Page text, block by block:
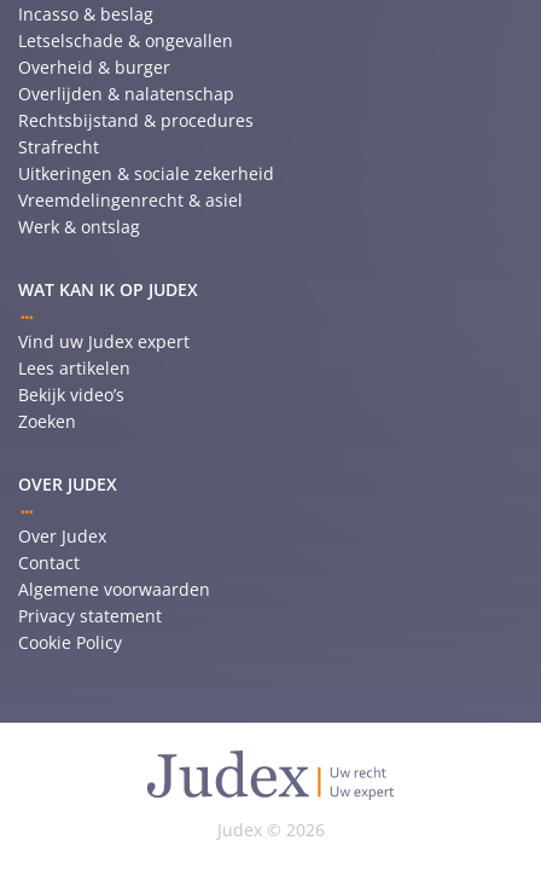
Incasso & beslag
Letselschade & ongevallen
Overheid & burger
Overlijden & nalatenschap
Rechtsbijstand & procedures
Strafrecht
Uitkeringen & sociale zekerheid
Vreemdelingenrecht & asiel
Werk & ontslag
WAT KAN IK OP JUDEX
Vind uw Judex expert
Lees artikelen
Bekijk video’s
Zoeken
OVER JUDEX
Over Judex
Contact
Algemene voorwaarden
Privacy statement
Cookie Policy
Judex © 2026